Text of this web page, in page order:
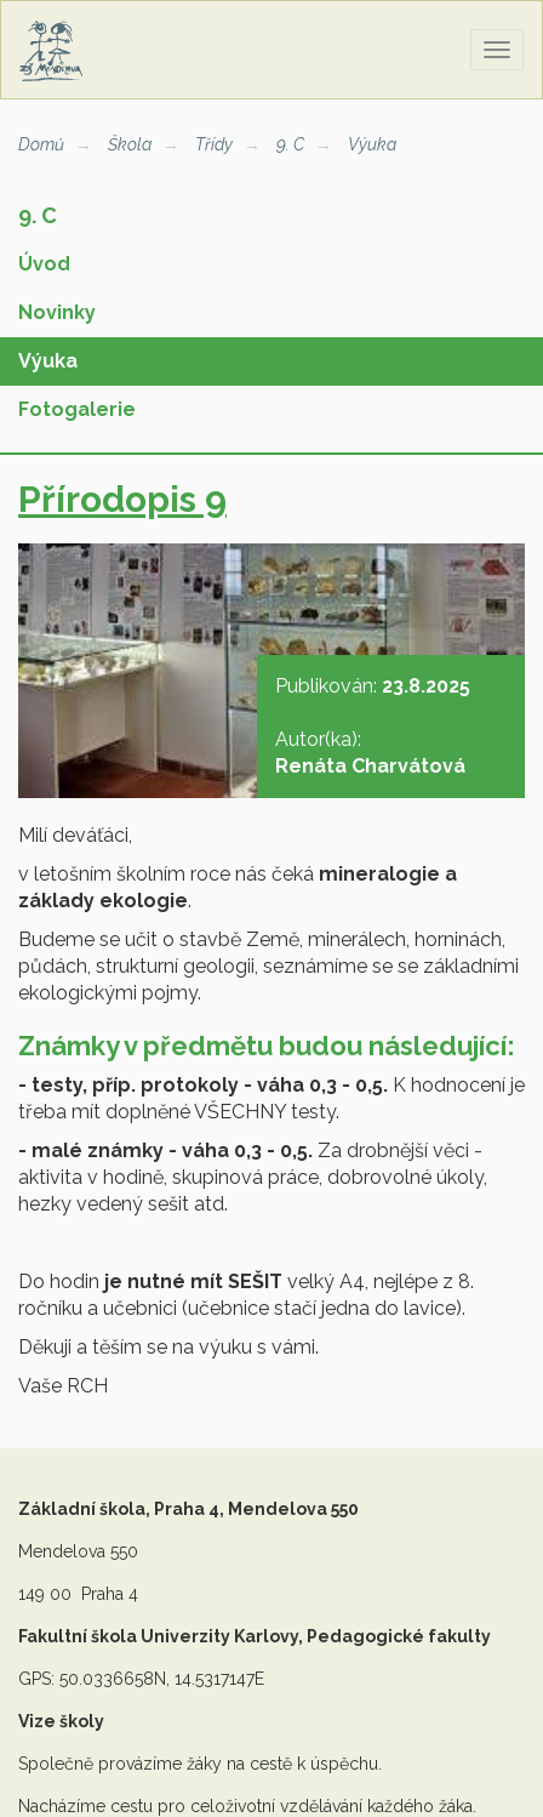
Domů Škola Třídy 9. C Výuka
9. C
Úvod
Novinky
Výuka
Fotogalerie
Přírodopis 9
Publikován: 23.8.2025
Autor(ka):
Renáta Charvátová
Milí deváťáci,
v letošním školním roce nás čeká mineralogie a
základy ekologie.
Budeme se učit o stavbě Země, minerálech, horninách,
půdách, strukturní geologii, seznámíme se se základními
ekologickými pojmy.
Známky v předmětu budou následující:
- testy, příp. protokoly - váha 0,3 - 0,5. K hodnocení je
třeba mít doplněné VŠECHNY testy.
- malé známky - váha 0,3 - 0,5. Za drobnější věci -
aktivita v hodině, skupinová práce, dobrovolné úkoly,
hezky vedený sešit atd.
Do hodin je nutné mít SEŠIT velký A4, nejlépe z 8.
ročníku a učebnici (učebnice stačí jedna do lavice).
Děkuji a těším se na výuku s vámi.
Vaše RCH
Základní škola, Praha 4, Mendelova 550
Mendelova 550
149 00 Praha 4
Fakultní škola Univerzity Karlovy, Pedagogické fakulty
GPS: 50.0336658N, 14.5317147E
Vize školy
Společně provázíme žáky na cestě k úspěchu.
Nacházíme cestu pro celoživotní vzdělávání každého žáka.